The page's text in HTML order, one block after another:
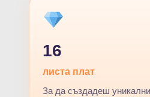
16
листа плат
За да създадеш